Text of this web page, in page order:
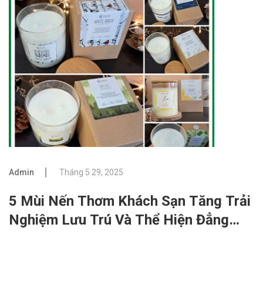
Admin Tháng 5 29, 2025
5 Mùi Nến Thơm Khách Sạn Tăng Trải
Nghiệm Lưu Trú Và Thể Hiện Đẳng